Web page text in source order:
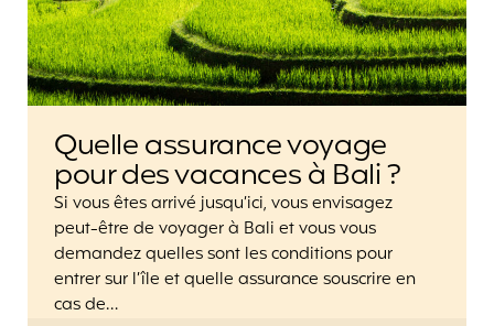
Quelle assurance voyage
pour des vacances à Bali ?
Si vous êtes arrivé jusqu’ici, vous envisagez
peut-être de voyager à Bali et vous vous
demandez quelles sont les conditions pour
entrer sur l’île et quelle assurance souscrire en
cas de…